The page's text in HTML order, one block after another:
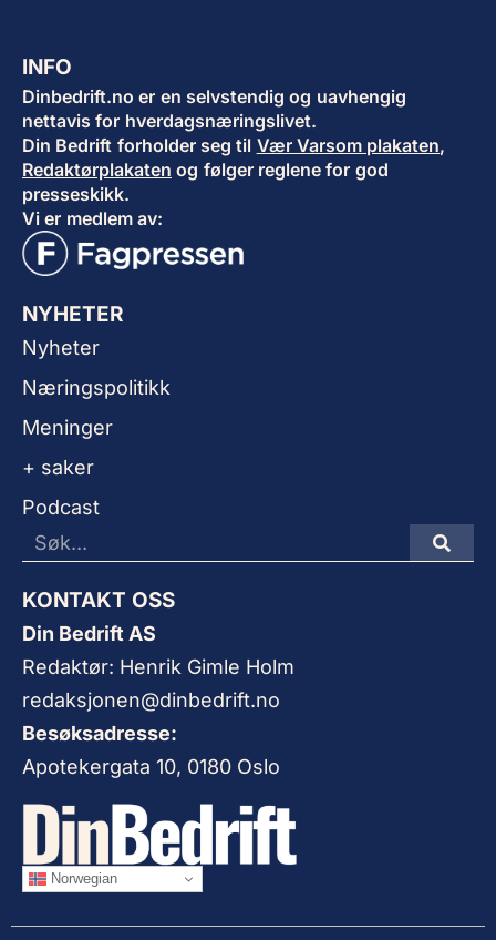
INFO
Dinbedrift.no er en selvstendig og uavhengig
nettavis for hverdagsnæringslivet.
Din Bedrift forholder seg til Vær Varsom plakaten,
Redaktørplakaten og følger reglene for god
presseskikk.
Vi er medlem av:
NYHETER
Nyheter
Næringspolitikk
Meninger
+ saker
Podcast
KONTAKT OSS
Din Bedrift AS
Redaktør: Henrik Gimle Holm
redaksjonen@dinbedrift.no
Besøksadresse:
Apotekergata 10, 0180 Oslo
Norwegian